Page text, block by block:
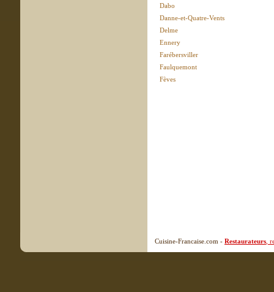
Dabo
Danne-et-Quatre-Vents
Delme
Ennery
Farébersviller
Faulquemont
Fèves
Cuisine-Francaise.com - Restaurateurs ,